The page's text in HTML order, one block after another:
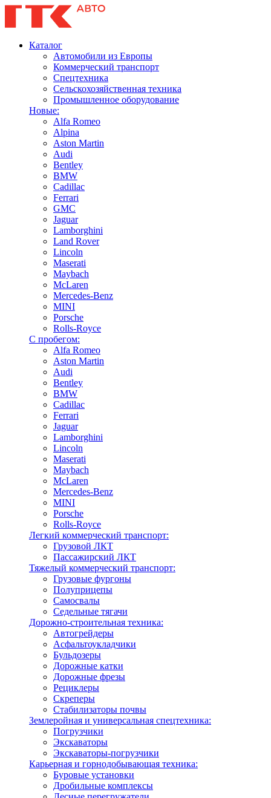
Каталог
Автомобили из Европы
Коммерческий транспорт
Спецтехника
Сельскохозяйственная техника
Промышленное оборудование
Новые:
Alfa Romeo
Alpina
Aston Martin
Audi
Bentley
BMW
Cadillac
Ferrari
GMC
Jaguar
Lamborghini
Land Rover
Lincoln
Maserati
Maybach
McLaren
Mercedes-Benz
MINI
Porsche
Rolls-Royce
С пробегом:
Alfa Romeo
Aston Martin
Audi
Bentley
BMW
Cadillac
Ferrari
Jaguar
Lamborghini
Lincoln
Maserati
Maybach
McLaren
Mercedes-Benz
MINI
Porsche
Rolls-Royce
Легкий коммерческий транспорт:
Грузовой ЛКТ
Пассажирский ЛКТ
Тяжелый коммерческий транспорт:
Грузовые фургоны
Полуприцепы
Самосвалы
Седельные тягачи
Дорожно-строительная техника:
Автогрейдеры
Асфальтоукладчики
Бульдозеры
Дорожные катки
Дорожные фрезы
Рециклеры
Скреперы
Стабилизаторы почвы
Землеройная и универсальная спецтехника:
Погрузчики
Экскаваторы
Экскаваторы-погрузчики
Карьерная и горнодобывающая техника:
Буровые установки
Дробильные комплексы